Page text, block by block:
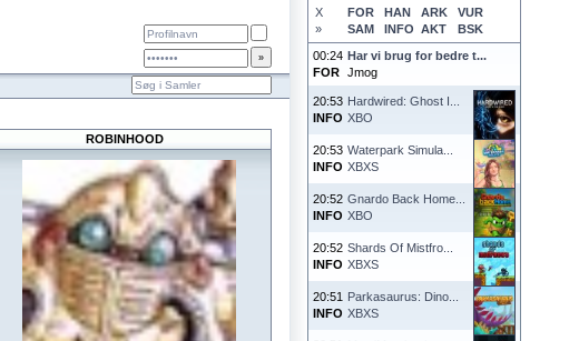
X FOR HAN ARK
VUR
»
SAM INFO AKT
BSK
00:24
FOR
Har vi brug for bedre t...
Jmog
20:53
INFO
Hardwired: Ghost I...
XBO
20:53
INFO
Waterpark Simula...
XBXS
20:52
INFO
Gnardo Back Home...
XBO
20:52
INFO
Shards Of Mistfro...
XBXS
20:51
INFO
Parkasaurus: Dino...
XBXS
ROBINHOOD